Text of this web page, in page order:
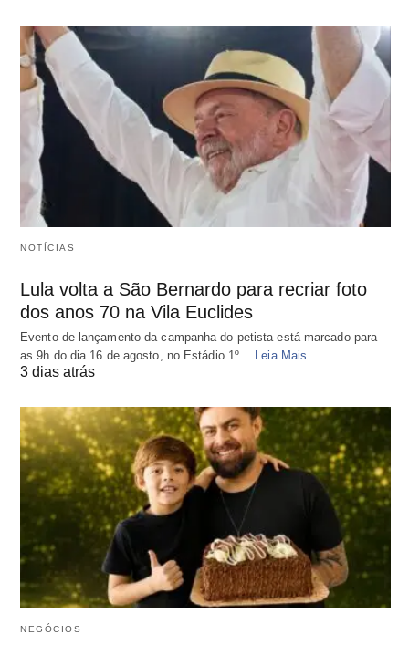
NOTÍCIAS
Lula volta a São Bernardo para recriar foto
dos anos 70 na Vila Euclides
Evento de lançamento da campanha do petista está marcado para
as 9h do dia 16 de agosto, no Estádio 1º… Leia Mais
3 dias atrás
NEGÓCIOS